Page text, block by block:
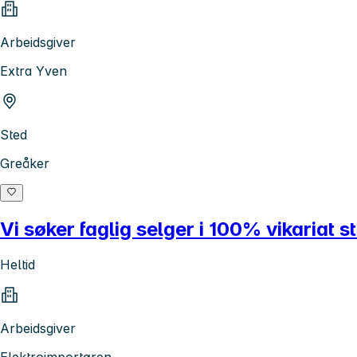
Arbeidsgiver
Extra Yven
Sted
Greåker
Vi søker faglig selger i 100% vikariat
Heltid
Arbeidsgiver